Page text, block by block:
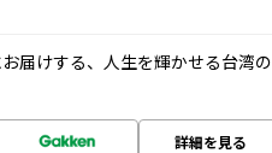
届けする、人生を輝かせる台湾の
詳細を見る